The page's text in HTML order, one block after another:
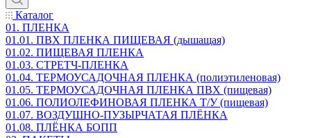
Каталог
01. ПЛЕНКА
01.01. ПВХ ПЛЕНКА ПИЩЕВАЯ (дышащая)
01.02. ПИЩЕВАЯ ПЛЕНКА
01.03. СТРЕТЧ-ПЛЕНКА
01.04. ТЕРМОУСАДОЧНАЯ ПЛЕНКА (полиэтиленовая)
01.05. ТЕРМОУСАДОЧНАЯ ПЛЕНКА ПВХ (пищевая)
01.06. ПОЛИОЛЕФИНОВАЯ ПЛЕНКА Т/У (пищевая)
01.07. ВОЗДУШНО-ПУЗЫРЧАТАЯ ПЛЁНКА
01.08. ПЛЁНКА БОПП